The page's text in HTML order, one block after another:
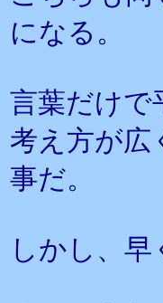
になる。
言葉だけで
考え方が広
事だ。
しかし、